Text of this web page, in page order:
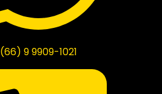
(66) 9 9909-1021